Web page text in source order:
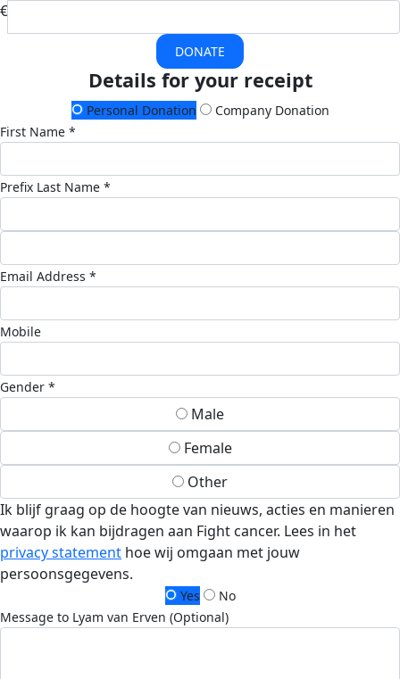
€
DONATE
Details for your receipt
Personal Donation
Company Donation
First Name *
Prefix Last Name *
Email Address *
Mobile
Gender *
Male
Female
Other
Ik blijf graag op de hoogte van nieuws, acties en manieren
waarop ik kan bijdragen aan Fight cancer. Lees in het
privacy statement hoe wij omgaan met jouw
persoonsgegevens.
Yes
No
Message to Lyam van Erven (Optional)